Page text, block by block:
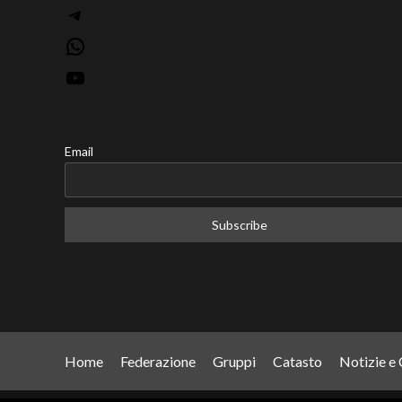
Email
Home Federazione Gruppi Catasto Notizie e